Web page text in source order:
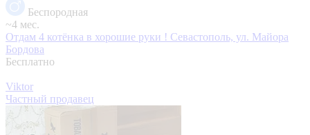
Беспородная
~4 мес.
Отдам 4 котёнка в хорошие руки ! Севастополь, ул. Майора
Бордова
Бесплатно
Viktor
Частный продавец